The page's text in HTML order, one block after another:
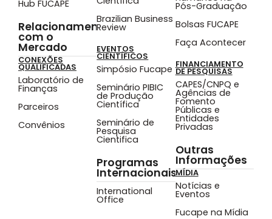
Hub FUCAPE
Relacionamento
com o
Mercado
CONEXÕES
QUALIFICADAS
Laboratório de
Finanças
Parceiros
Convênios
Brazilian Business
Review
EVENTOS
CIENTÍFICOS
Simpósio Fucape
Seminário PIBIC
de Produção
Científica
Seminário de
Pesquisa
Cientifica
Programas
Internacionais
International
Office
Pós-Graduação
Bolsas FUCAPE
Faça Acontecer
FINANCIAMENTO
DE PESQUISAS
CAPES/CNPQ e
Agências de
Fomento
Públicas e
Entidades
Privadas
Outras
Informações
MÍDIA
Notícias e
Eventos
Fucape na Mídia